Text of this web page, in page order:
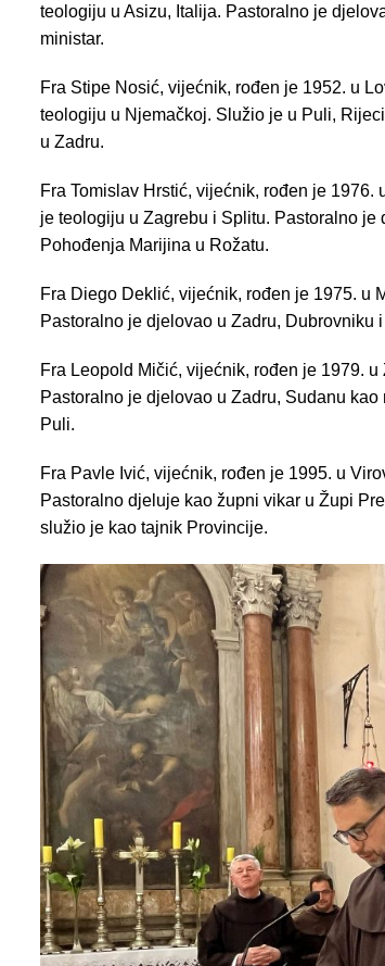
teologiju u Asizu, Italija. Pastoralno je
ministar.
Fra Stipe Nosić, vijećnik, rođen je 1952. u
teologiju u Njemačkoj. Služio je u Puli,
u Zadru.
Fra Tomislav Hrstić, vijećnik, rođen je
je teologiju u Zagrebu i Splitu. Pastoralno
Pohođenja Marijina u Rožatu.
Fra Diego Deklić, vijećnik, rođen je 1975. u
Pastoralno je djelovao u Zadru, Dubrovniku
Fra Leopold Mičić, vijećnik, rođen je 1979.
Pastoralno je djelovao u Zadru, Sudanu
Puli.
Fra Pavle Ivić, vijećnik, rođen je 1995. u
Pastoralno djeluje kao župni vikar u Župi
služio je kao tajnik Provincije.